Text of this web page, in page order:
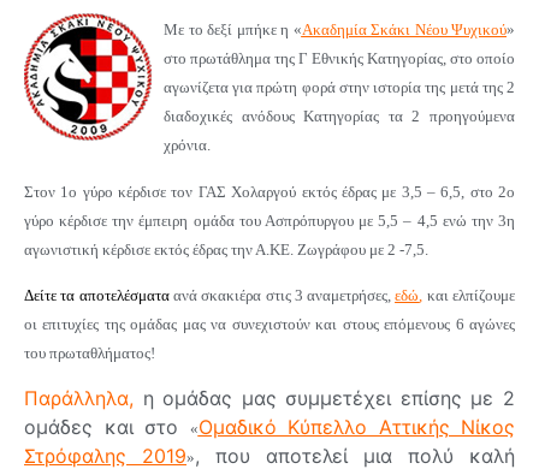
Με το δεξί μπήκε η «Ακαδημία Σκάκι Νέου Ψυχικού»
στο πρωτάθλημα της Γ Εθνικής Κατηγορίας, στο οποίο
αγωνίζετα για πρώτη φορά στην ιστορία της μετά της 2
διαδοχικές ανόδους Κατηγορίας τα 2 προηγούμενα
χρόνια.
Στον 1ο γύρο κέρδισε τον ΓΑΣ Χολαργού εκτός έδρας με 3,5 – 6,5, στο 2ο
γύρο κέρδισε την έμπειρη ομάδα του Ασπρόπυργου με 5,5 – 4,5 ενώ την 3η
αγωνιστική κέρδισε εκτός έδρας την Α.ΚΕ. Ζωγράφου με 2 -7,5.
Δείτε τα αποτελέσματαανά σκακιέρα στις 3 αναμετρήσες,εδώ, και ελπίζουμε
οι επιτυχίες της ομάδας μας να συνεχιστούν και στους επόμενους 6 αγώνες
του πρωταθλήματος!
Παράλληλα, η ομάδας μας συμμετέχει επίσης με 2
ομάδες και στο
«Ομαδικό Κύπελλο Αττικής Νίκος
Στρόφαλης 2019», που αποτελεί μια πολύ καλή